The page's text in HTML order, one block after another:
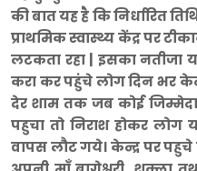
की बात यह है कि निर्धारित
प्राथमिक स्वास्थ्य केंद्र पर
लटकता रहा | इसका नतीजा
करा कर पहुंचे लोग दिन भर
देर शाम तक जब कोई
पहुचा तो निराश होकर
वापस लौट गये। केन्द्र पर